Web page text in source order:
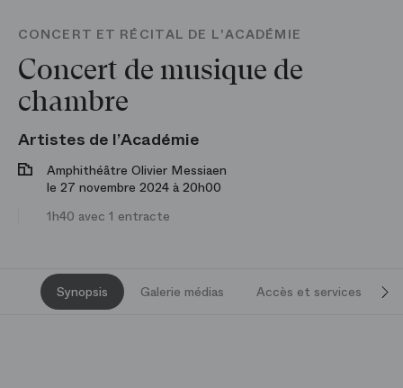
CONCERT ET RÉCITAL DE L'ACADÉMIE
Concert de musique de
chambre
Artistes de l’Académie
Amphithéâtre Olivier Messiaen
le 27 novembre 2024 à 20h00
1h40 avec 1 entracte
Synopsis Galerie médias Accès et services